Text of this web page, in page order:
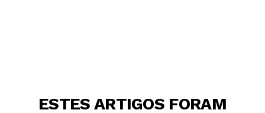
ESTES ARTIGOS FORAM